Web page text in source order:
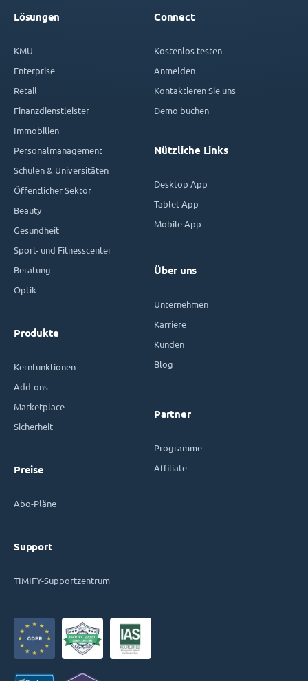
Lösungen
KMU
Enterprise
Retail
Finanzdienstleister
Immobilien
Personalmanagement
Schulen & Universitäten
Öffentlicher Sektor
Beauty
Gesundheit
Sport- und Fitnesscenter
Beratung
Optik
Produkte
Kernfunktionen
Add-ons
Marketplace
Sicherheit
Preise
Abo-Pläne
Support
TIMIFY-Supportzentrum
Connect
Kostenlos testen
Anmelden
Kontaktieren Sie uns
Demo buchen
Nützliche Links
Desktop App
Tablet App
Mobile App
Über uns
Unternehmen
Karriere
Kunden
Blog
Partner
Programme
Affiliate